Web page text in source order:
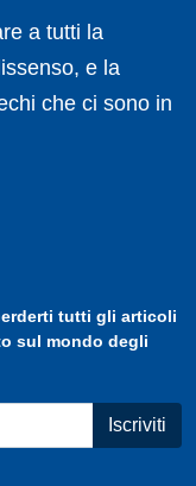
a tutti la
e la
che ci sono in
tutti gli articoli
sul mondo degli
Iscriviti